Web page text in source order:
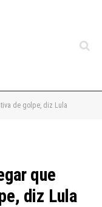
de golpe, diz Lula
que
diz Lula